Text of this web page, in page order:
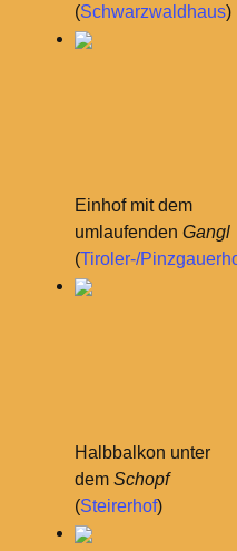
(Schwarzwaldhaus)
Einhof mit dem
umlaufenden Gangl
(Tiroler-/
Halbbalkon unter
dem Schopf
(Steirerhof)